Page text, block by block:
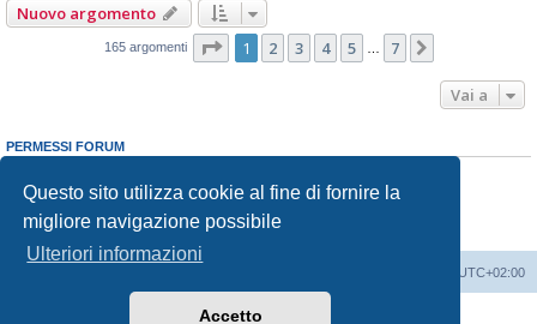
Questo sito utilizza cookie al fine di fornire la
migliore navigazione possibile
Ulteriori informazioni
Accetto
Nuovo argomento
165 argomenti Pagina di
1 2 3 4 5 7
Vai a
PERMESSI FORUM
Non puoirispondere negli argomenti
Non puoimodificare i tuoi messaggi
Non puoicancellare i tuoi messaggi
Non puoi
inviare allegati
UTC+02:00
phpBB® Forum Software © phpBB Limited